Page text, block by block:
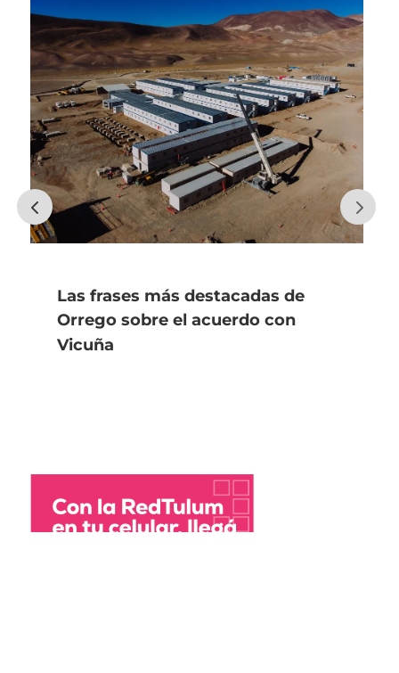
Las frases más destacadas de
Orrego sobre el acuerdo con
Vicuña